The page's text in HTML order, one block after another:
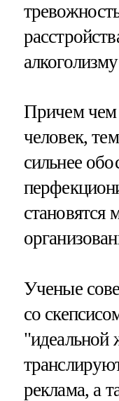
Причем чем
человек,
сильнее
становятся
Ученые
со
"идеальной
реклама, а